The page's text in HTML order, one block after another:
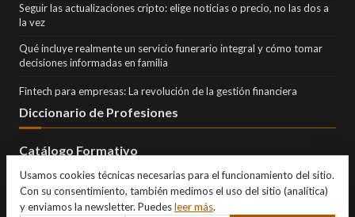
Seguir las actualizaciones cripto: elige noticias o precio, no las dos a
la vez
Qué incluye realmente un servicio funerario integral y cómo tomar
decisiones informadas en familia
Fintech para empresas: La revolución de la gestión financiera
Diccionario de Profesiones
Catálogo Formativo
Usamos cookies técnicas necesarias para el funcionamiento del sitio.
Con su consentimiento, también medimos el uso del sitio (analítica)
y enviamos la newsletter. Puedesleer más.